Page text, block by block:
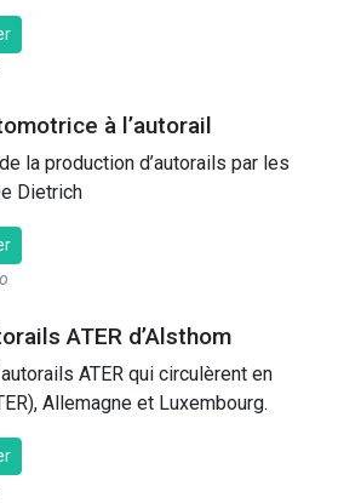
à l’autorail
la production d’autorails par les
Dietrich
ATER d’Alsthom
ATER qui circulèrent en
Allemagne et Luxembourg.